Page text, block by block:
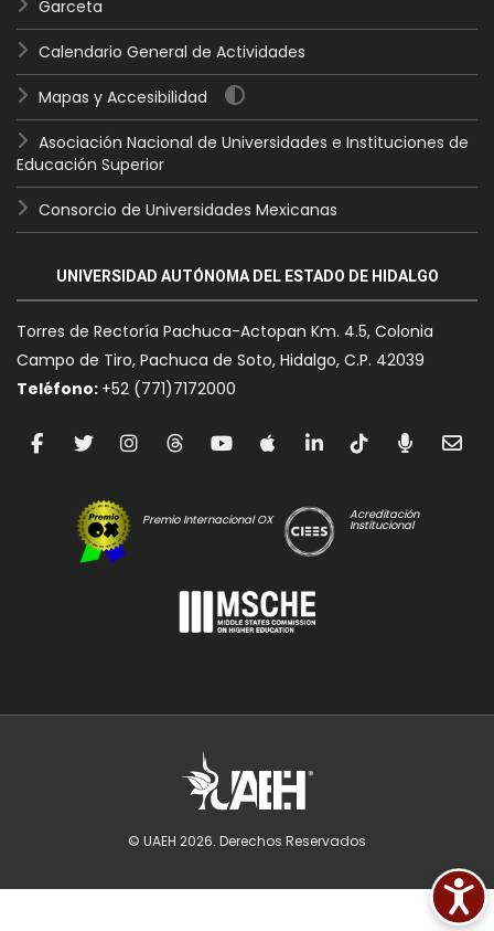
Garceta
Calendario General de Actividades
Mapas y Accesibilidad
Asociación Nacional de Universidades e Instituciones de
Educación Superior
Consorcio de Universidades Mexicanas
UNIVERSIDAD AUTÓNOMA DEL ESTADO DE HIDALGO
Torres de Rectoría Pachuca-Actopan Km. 4.5, Colonia
Campo de Tiro, Pachuca de Soto, Hidalgo, C.P. 42039
Teléfono: +52 (771)7172000
Premio Internacional OX Acreditación
Institucional
© UAEH 2026. Derechos Reservados